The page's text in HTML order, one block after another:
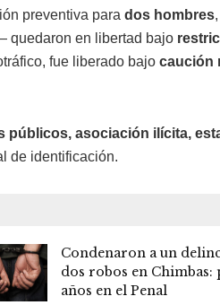
preventiva para dos hombres
quedaron en libertad bajo
fue liberado bajo caución
públicos, asociación ilícita,
de identificación.
Condenaron a un
dos robos en Chimbas:
años en el Penal